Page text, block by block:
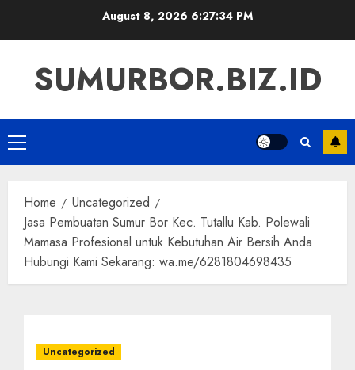
August 8, 2026 6:27:35 PM
SUMURBOR.BIZ.ID
Primary
Menu
Home
Uncategorized
Jasa Pembuatan Sumur Bor Kec. Tutallu Kab. Polewali
Mamasa Profesional untuk Kebutuhan Air Bersih Anda
Hubungi Kami Sekarang: wa.me/6281804698435
Uncategorized